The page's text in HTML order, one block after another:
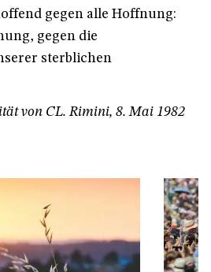
gegen alle Hoffnung:
gegen die
sterblichen
von CL. Rimini, 8. Mai 1982